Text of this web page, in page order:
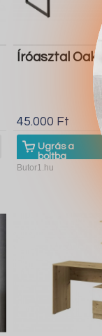
Íróasztal
45.000 Ft
Ugrás a
boltba
Butor1.hu